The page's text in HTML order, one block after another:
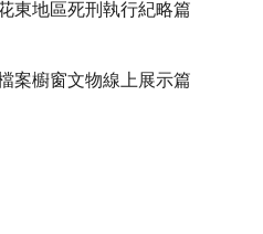
東地區死刑執行紀略篇
案櫥窗文物線上展示篇